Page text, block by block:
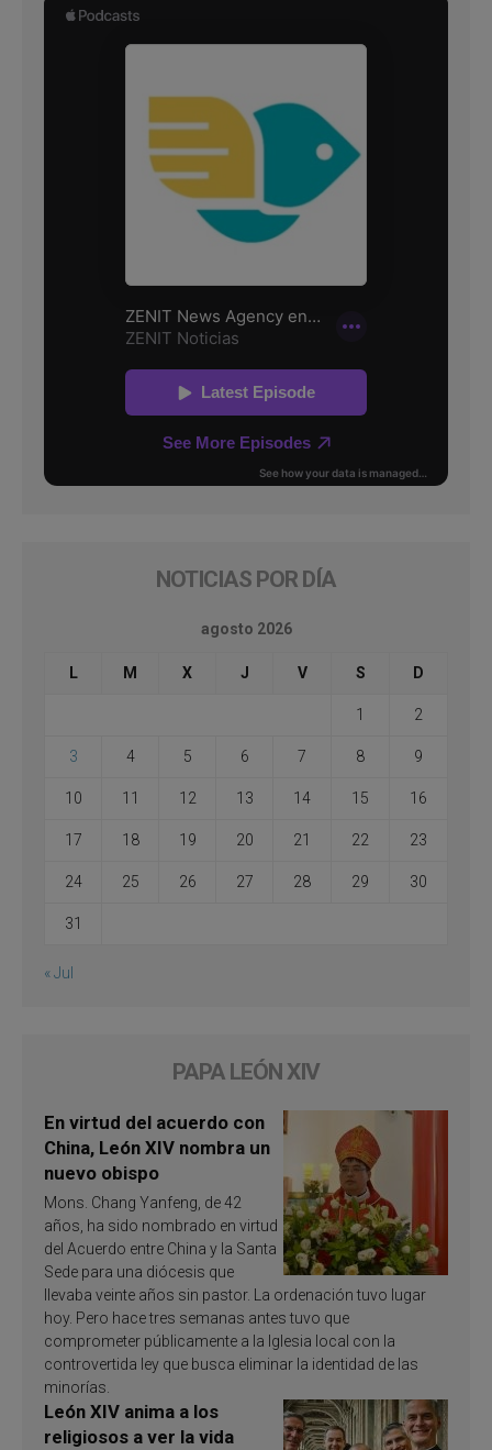
NOTICIAS POR DÍA
agosto 2026
L M X J V S D
1 2
3 4 5 6 7 8 9
10 11 12 13 14 15 16
17 18 19 20 21 22 23
24 25 26 27 28 29 30
31
« Jul
PAPA LEÓN XIV
En virtud del acuerdo con
China, León XIV nombra un
nuevo obispo
Mons. Chang Yanfeng, de 42
años, ha sido nombrado en virtud
del Acuerdo entre China y la Santa
Sede para una diócesis que
llevaba veinte años sin pastor. La ordenación tuvo lugar
hoy. Pero hace tres semanas antes tuvo que
comprometer públicamente a la Iglesia local con la
controvertida ley que busca eliminar la identidad de las
minorías.
León XIV anima a los
religiosos a ver la vida